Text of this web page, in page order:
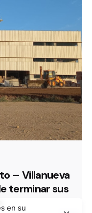
– Villanueva
terminar sus
en su